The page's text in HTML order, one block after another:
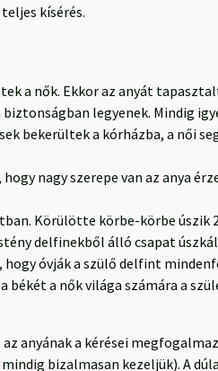
kísérés.
a nők. Ekkor az anyát
legyenek. Mindig
bekerültek a kórházba, a női
nagy szerepe van az anya
Körülötte körbe-körbe úszik
delfinekből álló csapat
óvják a szülő delfint
a nők világa számára a
anyának a kérései
bizalmasan kezeljük). A